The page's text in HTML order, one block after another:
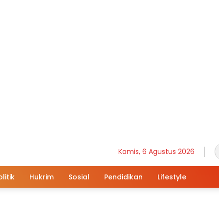
Kamis, 6 Agustus 2026
Hukrim Sosial Pendidikan Lifestyle